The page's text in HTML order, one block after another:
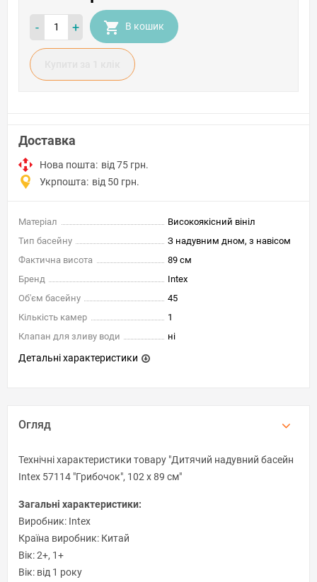
- + В кошик
Доставка
Нова пошта: від 75 грн.
Укрпошта: від 50 грн.
Матеріал
Високоякісний вініл
Тип басейну
З надувним дном, з навісом
Фактична висота
89 см
Бренд
Intex
Об'єм басейну
45
Кількість камер
1
Клапан для зливу води
ні
Детальні характеристики
Огляд
Технічні характеристики товару "Дитячий надувний басейн
Intex 57114 "Грибочок", 102 х 89 см"
Загальні характеристики:
Виробник: Intex
Країна виробник: Китай
Вік: 2+, 1+
Вік: від 1 року